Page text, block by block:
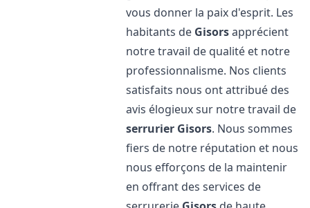
vous donner la paix d'esprit. Les
habitants de Gisorsapprécient
notre travail de qualité et notre
professionnalisme. Nos clients
satisfaits nous ont attribué des
avis élogieux sur notre travail de
serrurier Gisors. Nous sommes
fiers de notre réputation et nous
nous efforçons de la maintenir
en offrant des services de